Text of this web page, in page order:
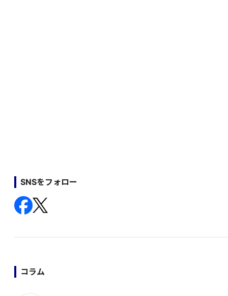
SNSをフォロー
コラム